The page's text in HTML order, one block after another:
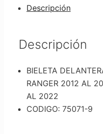
RANGER
2022
MAZDA
2012
AL
2022
Descripción
Descripción
BIELETA
RANGER 2012 AL
AL 2022
CODIGO: 75071-9